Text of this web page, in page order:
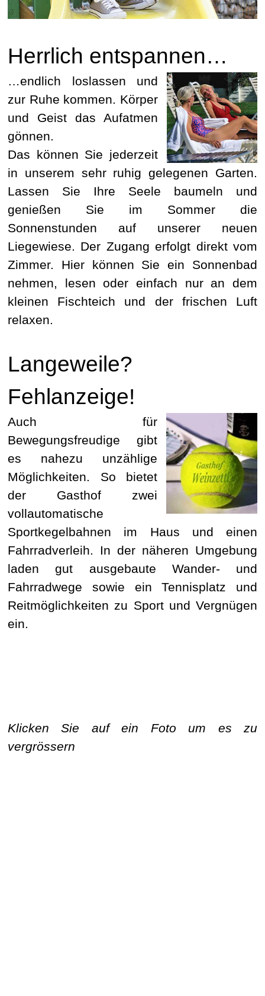
Herrlich entspannen…
…endlich loslassen und
zur Ruhe kommen. Körper
und Geist das Aufatmen
gönnen.
Das können Sie jederzeit
in unserem sehr ruhig gelegenen Garten.
Lassen Sie Ihre Seele baumeln und
genießen Sie im Sommer die
Sonnenstunden auf unserer neuen
Liegewiese. Der Zugang erfolgt direkt vom
Zimmer. Hier können Sie ein Sonnenbad
nehmen, lesen oder einfach nur an dem
kleinen Fischteich und der frischen Luft
relaxen.
Langeweile?
Fehlanzeige!
Auch für
Bewegungsfreudige gibt
es nahezu unzählige
Möglichkeiten. So bietet
der Gasthof zwei
vollautomatische
Sportkegelbahnen im Haus und einen
Fahrradverleih. In der näheren Umgebung
laden gut ausgebaute Wander- und
Fahrradwege sowie ein Tennisplatz und
Reitmöglichkeiten zu Sport und Vergnügen
ein.
Klicken Sie auf ein Foto um es zu
vergrössern